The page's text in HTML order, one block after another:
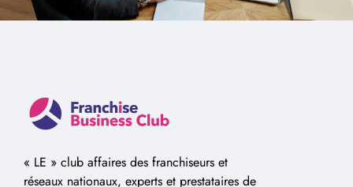
« LE » club affaires des franchiseurs et
réseaux nationaux, experts et prestataires de